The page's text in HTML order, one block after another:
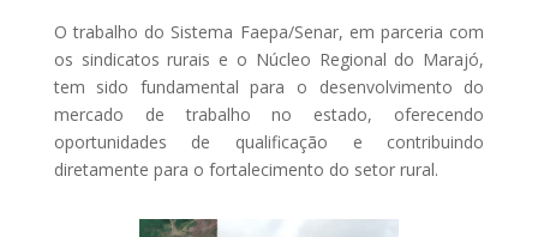
O trabalho do Sistema Faepa/Senar, em parceria com
os sindicatos rurais e o Núcleo Regional do Marajó,
tem sido fundamental para o desenvolvimento do
mercado de trabalho no estado, oferecendo
oportunidades de qualificação e contribuindo
diretamente para o fortalecimento do setor rural.